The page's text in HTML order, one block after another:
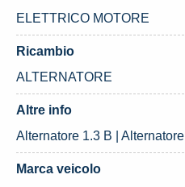
ELETTRICO MOTORE
Ricambio
ALTERNATORE
Altre info
Alternatore 1.3 B | Alternatore
Marca veicolo